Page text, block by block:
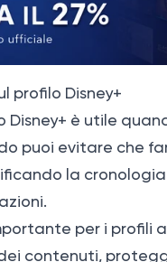
profilo Disney+
Disney+ è utile
puoi evitare che
la
per i profili
contenuti,